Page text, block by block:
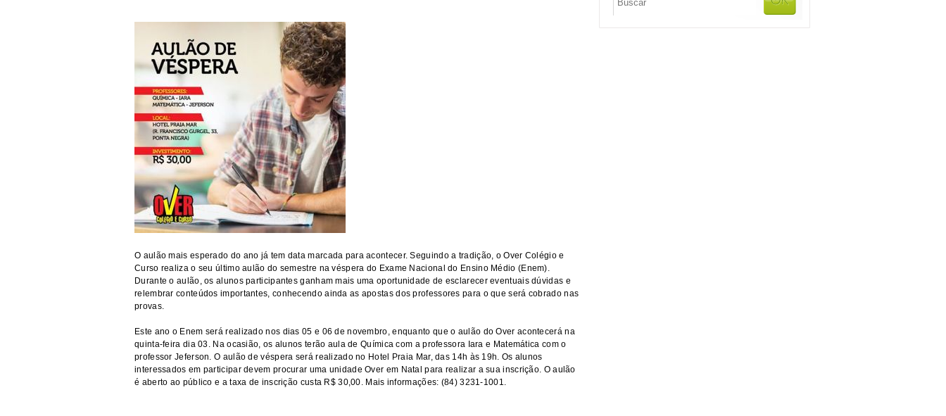
O aulão mais esperado do ano já tem data marcada para acontecer. Seguindo a tradição, o Over Colégio e
Curso realiza o seu último aulão do semestre na véspera do Exame Nacional do Ensino Médio (Enem).
Durante o aulão, os alunos participantes ganham mais uma oportunidade de esclarecer eventuais dúvidas e
relembrar conteúdos importantes, conhecendo ainda as apostas dos professores para o que será cobrado nas
provas.
Este ano o Enem será realizado nos dias 05 e 06 de novembro, enquanto que o aulão do Over acontecerá na
quinta-feira dia 03. Na ocasião, os alunos terão aula de Química com a professora Iara e Matemática com o
professor Jeferson. O aulão de véspera será realizado no Hotel Praia Mar, das 14h às 19h. Os alunos
interessados em participar devem procurar uma unidade Over em Natal para realizar a sua inscrição. O aulão
é aberto ao público e a taxa de inscrição custa R$ 30,00. Mais informações: (84) 3231-1001.